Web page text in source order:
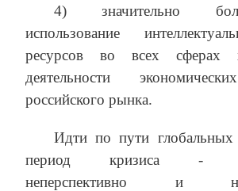
4) значительно
использование
ресурсов во всех сферах
деятельности
российского рынка.
Идти по пути глобальных
период кризиса ‑
неперспективно и